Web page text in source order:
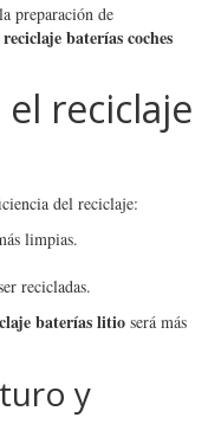
preparación de
reciclaje baterías coches
reciclaje
del reciclaje:
limpias.
recicladas.
baterías litio será más
y